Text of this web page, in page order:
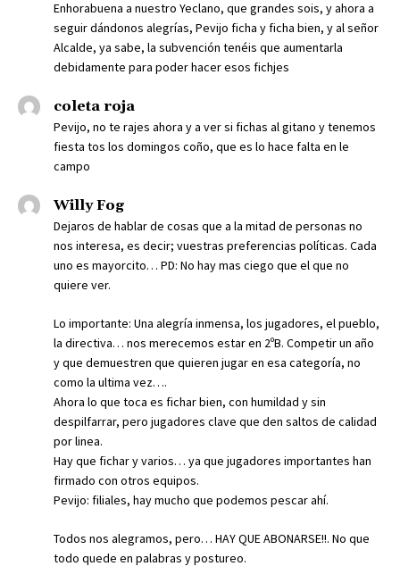
Enhorabuena a nuestro Yeclano, que grandes sois, y ahora a
seguir dándonos alegrías, Pevijo ficha y ficha bien, y al señor
Alcalde, ya sabe, la subvención tenéis que aumentarla
debidamente para poder hacer esos fichjes
coleta roja
Pevijo, no te rajes ahora y a ver si fichas al gitano y tenemos
fiesta tos los domingos coño, que es lo hace falta en le
campo
Willy Fog
Dejaros de hablar de cosas que a la mitad de personas no
nos interesa, es decir; vuestras preferencias políticas. Cada
uno es mayorcito… PD: No hay mas ciego que el que no
quiere ver.
Lo importante: Una alegría inmensa, los jugadores, el pueblo,
la directiva… nos merecemos estar en 2ºB. Competir un año
y que demuestren que quieren jugar en esa categoría, no
como la ultima vez….
Ahora lo que toca es fichar bien, con humildad y sin
despilfarrar, pero jugadores clave que den saltos de calidad
por linea.
Hay que fichar y varios… ya que jugadores importantes han
firmado con otros equipos.
Pevijo: filiales, hay mucho que podemos pescar ahí.
Todos nos alegramos, pero… HAY QUE ABONARSE!!. No que
todo quede en palabras y postureo.